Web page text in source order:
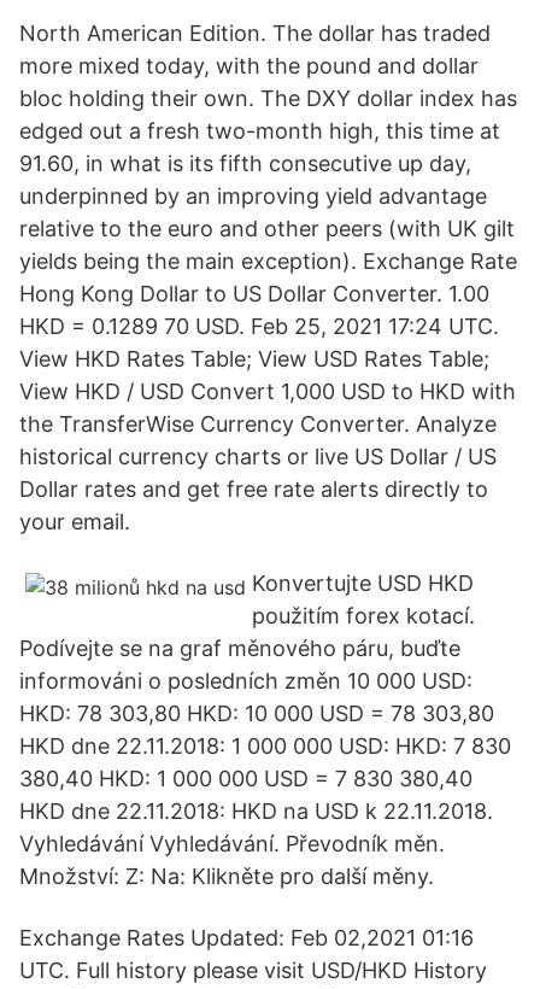
North American Edition. The dollar has traded
more mixed today, with the pound and dollar
bloc holding their own. The DXY dollar index has
edged out a fresh two-month high, this time at
91.60, in what is its fifth consecutive up day,
underpinned by an improving yield advantage
relative to the euro and other peers (with UK gilt
yields being the main exception). Exchange Rate
Hong Kong Dollar to US Dollar Converter. 1.00
HKD = 0.1289 70 USD. Feb 25, 2021 17:24 UTC.
View HKD Rates Table; View USD Rates Table;
View HKD / USD Convert 1,000 USD to HKD with
the TransferWise Currency Converter. Analyze
historical currency charts or live US Dollar / US
Dollar rates and get free rate alerts directly to
your email.
Konvertujte USD HKD
použitím forex kotací.
Podívejte se na graf měnového páru, buďte
informováni o posledních změn 10 000 USD:
HKD: 78 303,80 HKD: 10 000 USD = 78 303,80
HKD dne 22.11.2018: 1 000 000 USD: HKD: 7 830
380,40 HKD: 1 000 000 USD = 7 830 380,40
HKD dne 22.11.2018: HKD na USD k 22.11.2018.
Vyhledávání Vyhledávání. Převodník měn.
Množství: Z: Na: Klikněte pro další měny.
Exchange Rates Updated: Feb 02,2021 01:16
UTC. Full history please visit USD/HKD History